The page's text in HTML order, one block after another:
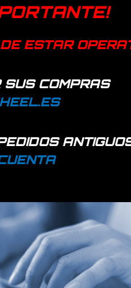
ESTAR
COMPRAS